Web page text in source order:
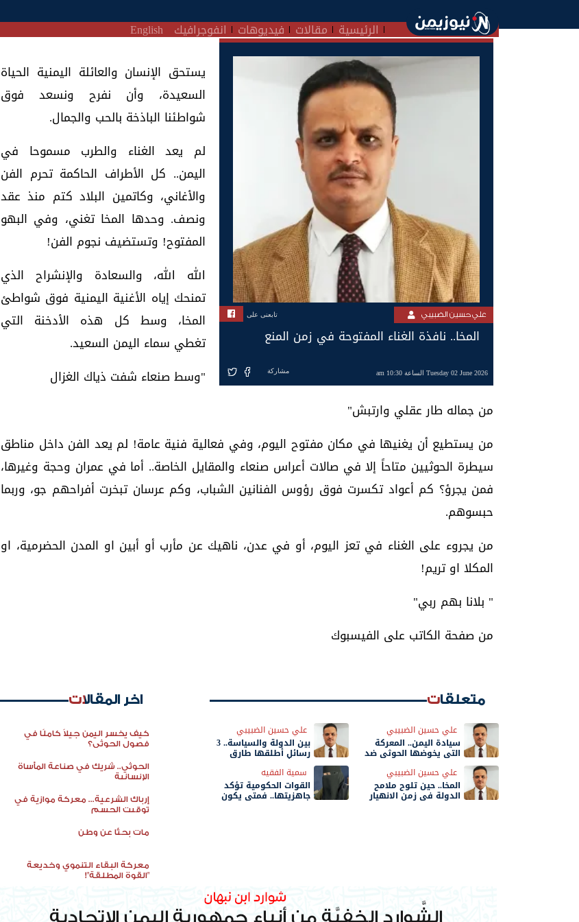
الرئيسية مقالات فيديوهات انفوجرافيك English
علي حسين الضبيبي تابعنى على
المخا.. نافذة الغناء المفتوحة في زمن المنع
Tuesday 02 June 2026 الساعة 10:30 am مشاركة
يستحق الإنسان والعائلة اليمنية الحياة
السعيدة، وأن نفرح ونسعد فوق
شواطئنا الباذخة بالحب والجمال.
لم يعد الغناء والطرب مسموحا في
اليمن.. كل الأطراف الحاكمة تحرم الفن
والأغاني، وكاتمين البلاد كتم منذ عقد
ونصف. وحدها المخا تغني، وفي البهو
المفتوح! وتستضيف نجوم الفن!
الله الله، والسعادة والإنشراح الذي
تمنحك إياه الأغنية اليمنية فوق شواطئ
المخا، وسط كل هذه الأدخنة التي
تغطي سماء اليمن السعيد.
"وسط صنعاء شفت ذياك الغزال
من جماله طار عقلي وارتبش"
من يستطيع أن يغنيها في مكان مفتوح اليوم، وفي فعالية فنية عامة! لم يعد الفن داخل مناطق
سيطرة الحوثيين متاحاً إلا في صالات أعراس صنعاء والمقايل الخاصة.. أما في عمران وحجة وغيرها،
فمن يجرؤ؟ كم أعواد تكسرت فوق رؤوس الفنانين الشباب، وكم عرسان تبخرت أفراحهم جو، وربما
حبسوهم.
من يجروء على الغناء في تعز اليوم، أو في عدن، ناهيك عن مأرب أو أبين او المدن الحضرمية، او
المكلا او تريم!
" بلانا بهم ربي"
من صفحة الكاتب على الفيسبوك
متعلقات
علي حسين الضبيبي
سيادة اليمن.. المعركة
التي يخوضها الحوثي ضد
علي حسين الضبيبي
بين الدولة والسياسة.. 3
رسائل أطلقها طارق
خلال أيام
علي حسين الضبيبي
المخا.. حين تلوح ملامح
الدولة في زمن الانهيار
سمية الفقيه
القوات الحكومية تؤكد
جاهزيتها.. فمتى يكون
اخر المقالات
كيف يخسر اليمن جيلاً كاملًا في
فصول الحوثي؟
الحوثي.. شريك في صناعة المأساة
الإنسانية
إرباك الشرعية... معركة موازية في
توقيت الحسم
مات بحثًا عن وطن
معركة البقاء التنموي وخديعة
"القوة المطلقة"!